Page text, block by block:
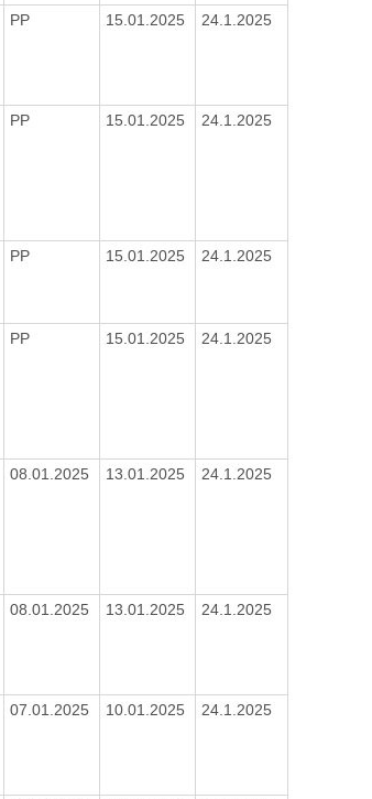
PP 15.01.2025 24.1.2025
PP 15.01.2025 24.1.2025
PP 15.01.2025 24.1.2025
PP 15.01.2025 24.1.2025
08.01.2025 13.01.2025 24.1.2025
08.01.2025 13.01.2025 24.1.2025
07.01.2025 10.01.2025 24.1.2025